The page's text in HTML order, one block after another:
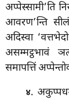
अप्पेस्सामी’ति
आवरण’न्ति
अदिस्वा
असम्मट्ठभावं
समापत्तिं
४.